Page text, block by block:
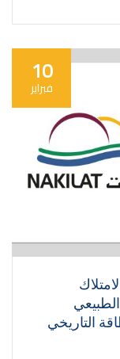
10
فبراير
للغاز الطبيعي
التاريخي